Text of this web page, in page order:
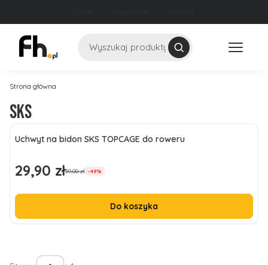
Szukaj
Strona główna
SKS
Lista produktów
Uchwyt na bidon SKS TOPCAGE do roweru
Cena promocyjna
29,90 zł59,00 zł -49%
Do koszyka